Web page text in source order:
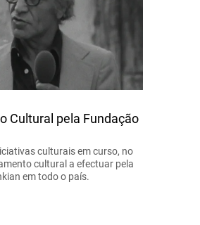
Cultural pela Fundação
culturais em curso, no
cultural a efectuar pela
em todo o país.